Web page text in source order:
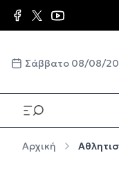
Παράκαμψη προς το
Σάββατο 08/08/
Αρχική